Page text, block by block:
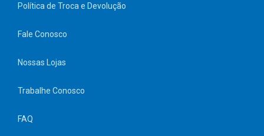
Política de Troca e Devolução
Fale Conosco
Nossas Lojas
Trabalhe Conosco
FAQ